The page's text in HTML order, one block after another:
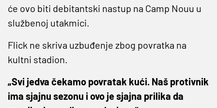
će ovo biti debitantski nastup na Camp Nouu u
službenoj utakmici.
Flick ne skriva uzbuđenje zbog povratka na
kultni stadion.
„Svi jedva čekamo povratak kući. Naš protivnik
ima sjajnu sezonu i ovo je sjajna prilika da